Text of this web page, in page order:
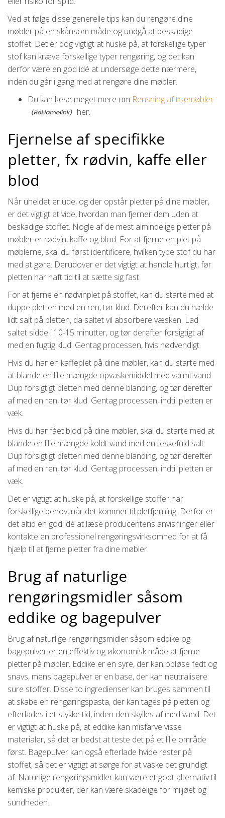
Ved at følge disse generelle tips kan du rengøre dine
møbler på en skånsom måde og undgå at beskadige
stoffet. Det er dog vigtigt at huske på, at forskellige typer
stof kan kræve forskellige typer rengøring, og det kan
derfor være en god idé at undersøge dette nærmere,
inden du går i gang med at rengøre dine møbler.
Du kan læse meget mere om Rensning af træmøbler
her.
Fjernelse af specifikke
pletter, fx rødvin, kaffe eller
blod
Når uheldet er ude, og der opstår pletter på dine møbler,
er det vigtigt at vide, hvordan man fjerner dem uden at
beskadige stoffet. Nogle af de mest almindelige pletter på
møbler er rødvin, kaffe og blod. For at fjerne en plet på
møblerne, skal du først identificere, hvilken type stof du har
med at gøre. Derudover er det vigtigt at handle hurtigt, før
pletten har haft tid til at sætte sig fast.
For at fjerne en rødvinplet på stoffet, kan du starte med at
duppe pletten med en ren, tør klud. Derefter kan du hælde
lidt salt på pletten, da saltet vil absorbere væsken. Lad
saltet sidde i 10-15 minutter, og tør derefter forsigtigt af
med en fugtig klud. Gentag processen, hvis nødvendigt.
Hvis du har en kaffeplet på dine møbler, kan du starte med
at blande en lille mængde opvaskemiddel med varmt vand.
Dup forsigtigt pletten med denne blanding, og tør derefter
af med en ren, tør klud. Gentag processen, indtil pletten er
væk.
Hvis du har fået blod på dine møbler, skal du starte med at
blande en lille mængde koldt vand med en teskefuld salt.
Dup forsigtigt pletten med denne blanding, og tør derefter
af med en ren, tør klud. Gentag processen, indtil pletten er
væk.
Det er vigtigt at huske på, at forskellige stoffer har
forskellige behov, når det kommer til pletfjerning. Derfor er
det altid en god idé at læse producentens anvisninger eller
kontakte en professionel rengøringsvirksomhed for at få
hjælp til at fjerne pletter fra dine møbler.
Brug af naturlige
rengøringsmidler såsom
eddike og bagepulver
Brug af naturlige rengøringsmidler såsom eddike og
bagepulver er en effektiv og økonomisk måde at fjerne
pletter på møbler. Eddike er en syre, der kan opløse fedt og
snavs, mens bagepulver er en base, der kan neutralisere
sure stoffer. Disse to ingredienser kan bruges sammen til
at skabe en rengøringspasta, der kan tages på pletten og
efterlades i et stykke tid, inden den skylles af med vand. Det
er vigtigt at huske på, at eddike kan misfarve visse
materialer, så det er bedst at teste det på et lille område
først. Bagepulver kan også efterlade hvide rester på
stoffet, så det er vigtigt at sørge for at vaske det grundigt
af. Naturlige rengøringsmidler kan være et godt alternativ til
kemiske produkter, der kan være skadelige for miljøet og
sundheden.